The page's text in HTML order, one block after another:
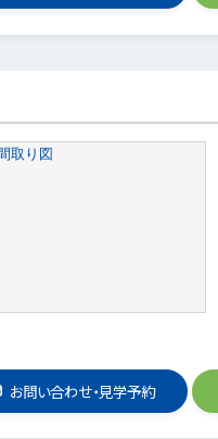
お問い合わせ・見学予約